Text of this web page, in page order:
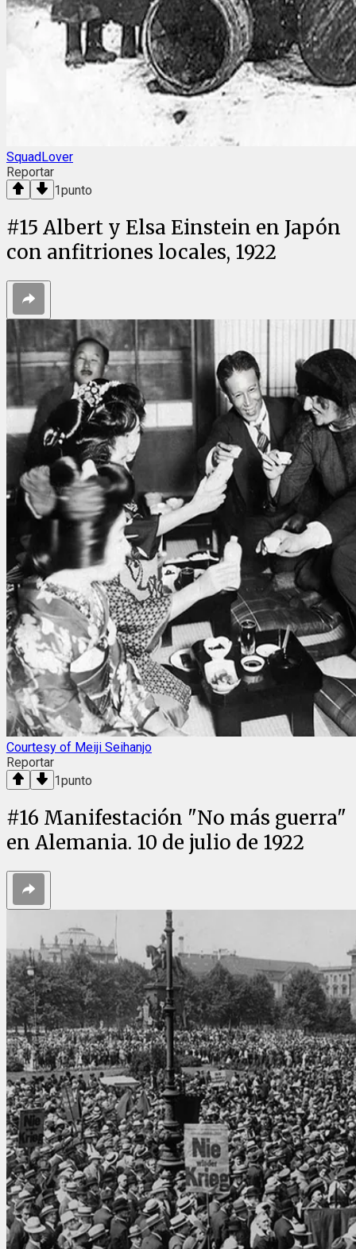
SquadLover
Reportar
1punto
#15 Albert y Elsa Einstein en Japón
con anfitriones locales, 1922
Courtesy of Meiji Seihanjo
Reportar
1punto
#16 Manifestación "No más guerra"
en Alemania. 10 de julio de 1922